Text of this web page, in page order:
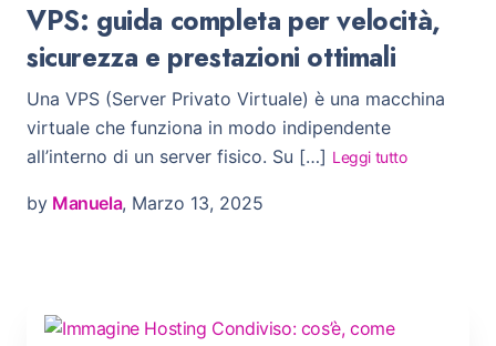
VPS: guida completa per velocità,
sicurezza e prestazioni ottimali
Una VPS (Server Privato Virtuale) è una macchina
virtuale che funziona in modo indipendente
all’interno di un server fisico. Su […] Leggi tutto
by Manuela, Marzo 13, 2025